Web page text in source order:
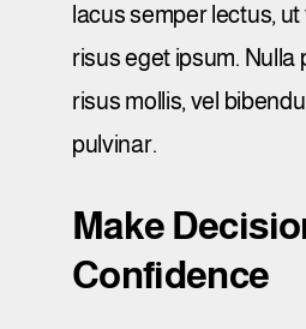
lacus semper lectus,
risus eget ipsum. Nulla
risus mollis, vel
pulvinar.
Make
Confidence